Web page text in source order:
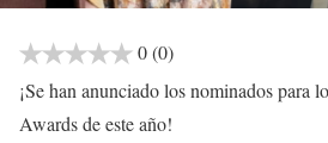
0(0)
¡Se han anunciado los nominados para
Awards de este año!